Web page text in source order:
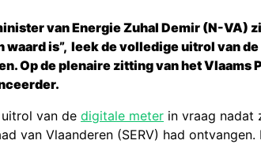
van Energie Zuhal Demir (N-VA)
waard is”, leek de volledige uitrol van
Op de plenaire zitting van het
uitrol van dedigitale meter in vraag nadat
van Vlaanderen (SERV) had